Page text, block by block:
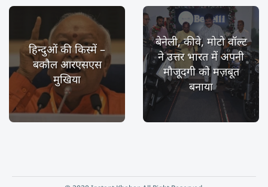
हिन्दुओं की किस्में –
बकौल आरएसएस
मुखिया
बेनेली, कीवे, मोटो वॉल्ट
ने उत्तर भारत में अपनी
मौजूदगी को मज़बूत
बनाया